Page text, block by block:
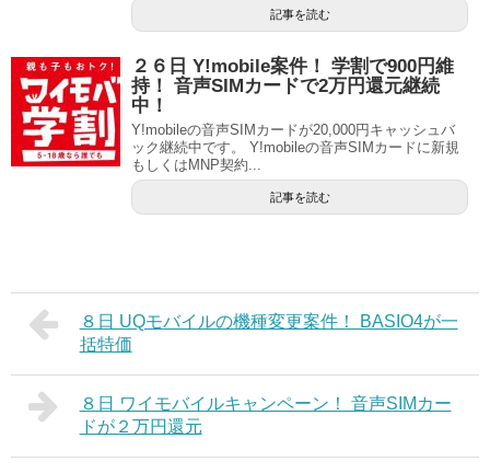
記事を読む
２６日 Y!mobile案件！ 学割で900円維
持！ 音声SIMカードで2万円還元継続
中！
Y!mobileの音声SIMカードが20,000円キャッシュバ
ック継続中です。 Y!mobileの音声SIMカードに新規
もしくはMNP契約...
記事を読む
８日 UQモバイルの機種変更案件！ BASIO4が一
括特価
８日 ワイモバイルキャンペーン！ 音声SIMカー
ドが２万円還元